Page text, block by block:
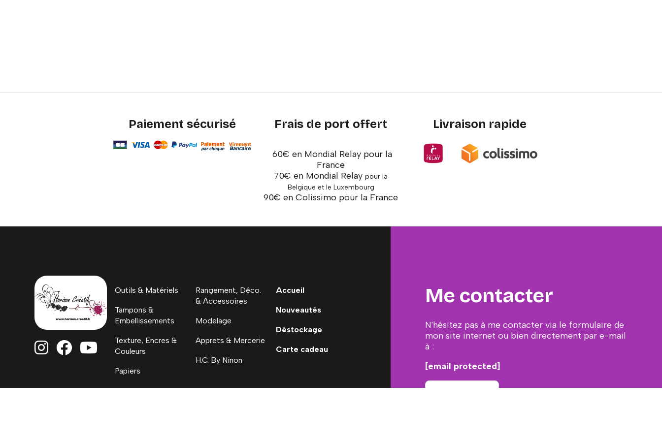
Paiement sécurisé Frais de port offert
60€ en Mondial Relay pour la
France
70€ en Mondial Relaypour la
Belgique et le Luxembourg
90€ en Colissimo pour la France
Livraison rapide
  
Outils & Matériels
Tampons &
Embellissements
Texture, Encres &
Couleurs
Papiers
Coloriages, Albums
Rangement, Déco.
& Accessoires
Modelage
Apprets & Mercerie
H.C. By Ninon
Accueil
Nouveautés
Déstockage
Carte cadeau
Me contacter
N'hésitez pas à me contacter via le formulaire de
mon site internet ou bien directement par e-mail
à :
[email protected]